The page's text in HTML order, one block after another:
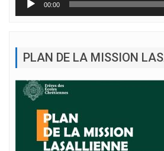
00:00
PLAN DE LA MISSION